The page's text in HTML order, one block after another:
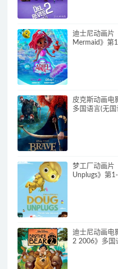
迪士尼动画片
Mermaid》第
皮克斯动画电
多国语言(无
梦工厂动画片
Unplugs》第
迪士尼动画电
2 2006》多国